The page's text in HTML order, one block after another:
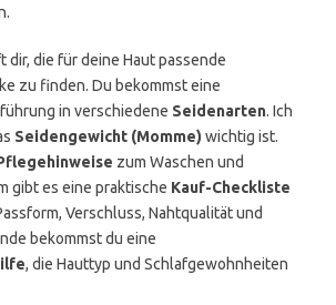
dir, die für deine Haut passende
zu finden. Du bekommst eine
in verschiedene Seidenarten. Ich
Seidengewicht (Momme) wichtig ist.
zum Waschen und
gibt es eine praktische Kauf-Checkliste
Verschluss, Nahtqualität und
bekommst du eine
, die Hauttyp und Schlafgewohnheiten